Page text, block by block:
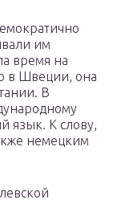
им
время на
в Швеции, она
В
язык. К слову,
немецким